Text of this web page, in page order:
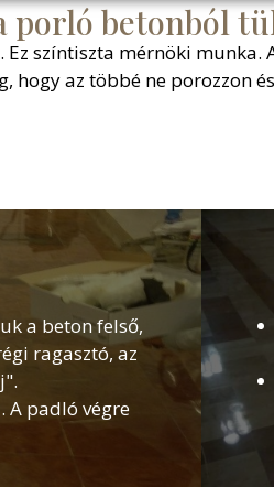
porló betonból
Ez színtiszta mérnöki
hogy az többé ne porozzon
a beton felső,
ragasztó, az
A padló végre